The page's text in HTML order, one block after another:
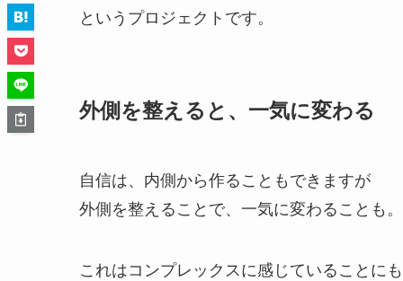
というプロジェクトです。
外側を整えると、一気に変わる
自信は、内側から作ることもできますが
外側を整えることで、一気に変わることも。
これはコンプレックスに感じていることにも